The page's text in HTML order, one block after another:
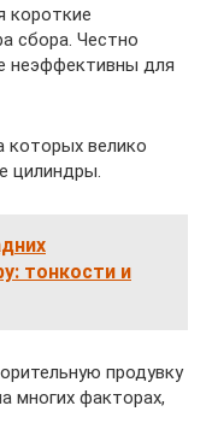
короткие
сбора. Честно
неэффективны для
которых велико
цилиндры.
тонкости и
продувку
многих факторах,